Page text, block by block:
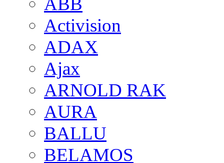
Activision
ADAX
Ajax
ARNOLD RAK
AURA
BALLU
BELAMOS